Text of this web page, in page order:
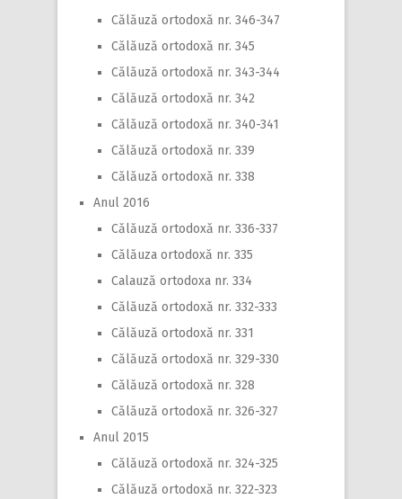
Călăuză ortodoxă nr. 346-347
Călăuză ortodoxă nr. 345
Călăuză ortodoxă nr. 343-344
Călăuză ortodoxă nr. 342
Călăuză ortodoxă nr. 340-341
Călăuză ortodoxă nr. 339
Călăuză ortodoxă nr. 338
Anul 2016
Călăuză ortodoxă nr. 336-337
Călăuza ortodoxă nr. 335
Calauză ortodoxa nr. 334
Călăuză ortodoxă nr. 332-333
Călăuză ortodoxă nr. 331
Călăuză ortodoxă nr. 329-330
Călăuză ortodoxă nr. 328
Călăuză ortodoxă nr. 326-327
Anul 2015
Călăuză ortodoxă nr. 324-325
Călăuză ortodoxă nr. 322-323